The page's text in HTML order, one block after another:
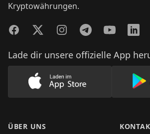
Kryptowährungen.
FacebookTwitterInstagramTelegramYouTube
Lade dir unsere offizielle App
Lade unsere App im
ÜBER UNS